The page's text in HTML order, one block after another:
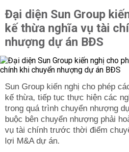
Đại diện Sun Group
kế thừa nghĩa vụ tài
nhượng dự án BĐS
Sun Group kiến nghị cho phép
kế thừa, tiếp tục thực hiện các
trong quá trình chuyển nhượng
buộc bên chuyển nhượng phải
vụ tài chính trước thời điểm
lợi M&A dự án.